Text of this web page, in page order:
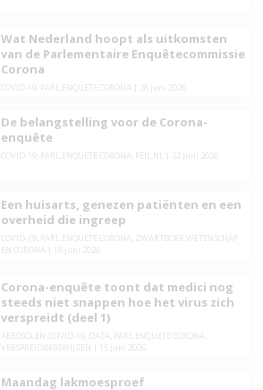
Wat Nederland hoopt als uitkomsten
van de Parlementaire Enquêtecommissie
Corona
COVID-19, PARL.ENQUETE CORONA 28 juni 2026
De belangstelling voor de Corona-
enquête
COVID-19, PARL.ENQUETE CORONA PEIL.NL 22 juni 2026
Een huisarts, genezen patiënten en een
overheid die ingreep
COVID-19, PARL.ENQUETE CORONA ZWARTBOEK WETENSCHAP
EN CORONA
18 juni 2026
Corona-enquête toont dat medici nog
steeds niet snappen hoe het virus zich
verspreidt (deel 1)
AEROSOLEN COVID-19, DATA PARL.ENQUETE CORONA
VERSPREIDINGSWIJZEN
15 juni 2026
Maandag lakmoesproef